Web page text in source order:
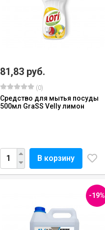
81,83 руб.
(0)
Средство для мытья посуды
500мл GraSS Velly лимон
В корзину
-19%